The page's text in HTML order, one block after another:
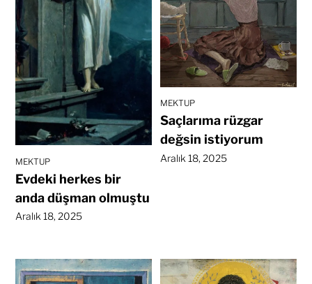
MEKTUP
Evdeki herkes bir
anda düşman olmuştu
Aralık 18, 2025
MEKTUP
Saçlarıma rüzgar
değsin istiyorum
Aralık 18, 2025